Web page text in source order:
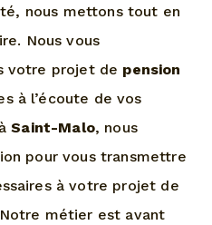
nous mettons tout en
Nous vous
votre projet de pension
à l’écoute de vos
Saint-Malo, nous
pour vous transmettre
à votre projet de
métier est avant